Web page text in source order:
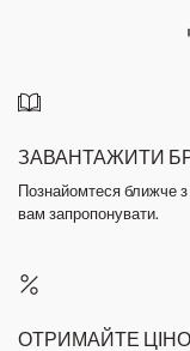
ЗАВАНТАЖИТИ
Познайомтеся ближче з
вам запропонувати.
ОТРИМАЙТЕ